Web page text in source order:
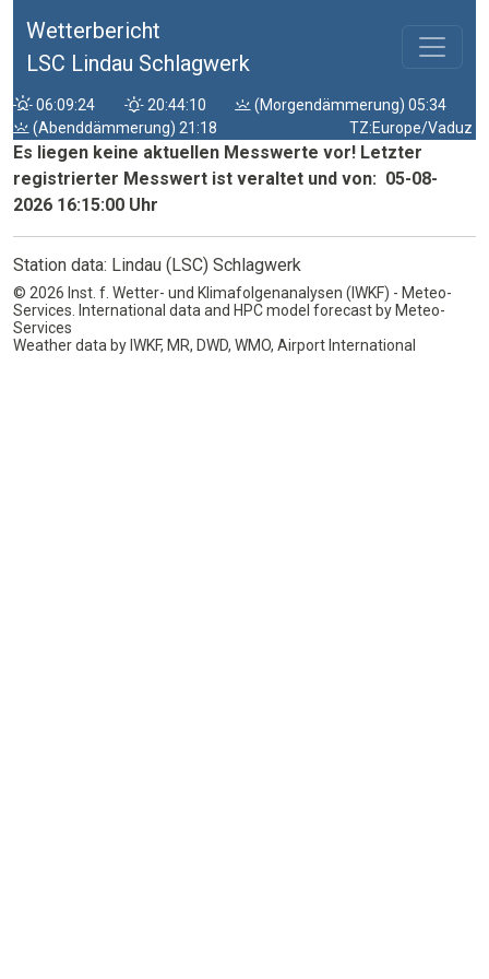
Wetterbericht
LSC Lindau Schlagwerk
06:09:24 20:44:10
(Morgendämmerung) 05:34
(Abenddämmerung) 21:18
TZ:Europe/Vaduz
Es liegen keine aktuellen Messwerte vor! Letzter
registrierter Messwert ist veraltet und von: 05-08-
2026 16:15:00 Uhr
Station data: Lindau (LSC) Schlagwerk
© 2026 Inst. f. Wetter- und Klimafolgenanalysen (IWKF) - Meteo-
Services. International data and HPC model forecast by Meteo-
Services
Weather data by IWKF, MR, DWD, WMO, Airport International